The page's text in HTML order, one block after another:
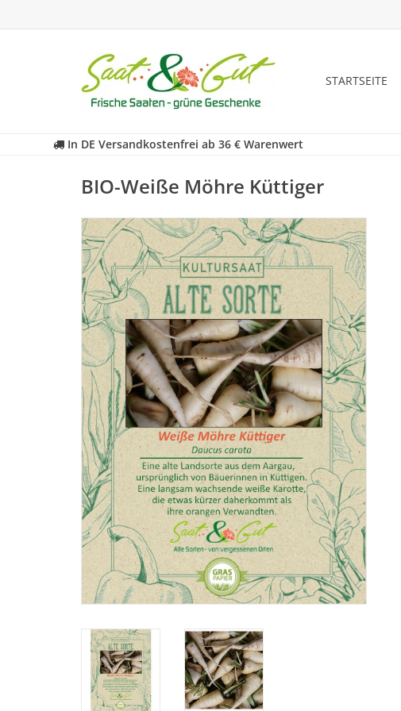
STARTSEITE
In DE Versandkostenfrei ab 36 € Warenwert
BIO-Weiße Möhre Küttiger